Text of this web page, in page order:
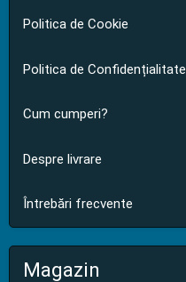
Politica de Cookie
Politica de Confidențialitate
Cum cumperi?
Despre livrare
Întrebări frecvente
Magazin